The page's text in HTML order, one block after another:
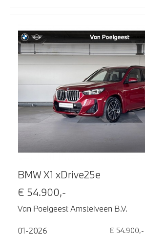
BMW X1 xDrive25e
€ 54.900,-
Van Poelgeest Amstelveen B.V.
01-2026 € 54.900,-